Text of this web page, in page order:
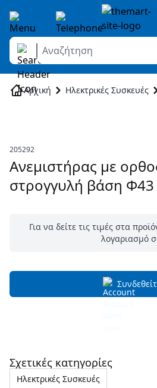
Skip to Content
Αναζήτηση
Αρχική Ηλεκτρικές Συσκευές
205292
Ανεμιστήρας με
στρογγυλή βάση Φ43
Για να δείτε τις τιμές στα
λογαριασμό
Σχετικές κατηγορίες
Ηλεκτρικές Συσκευές